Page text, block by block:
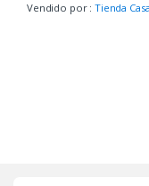
Vendido por :Tienda